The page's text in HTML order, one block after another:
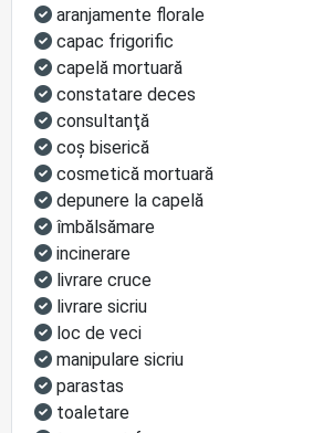
aranjamente florale
capac frigorific
capelă mortuară
constatare deces
consultanţă
coş biserică
cosmetică mortuară
depunere la capelă
îmbălsămare
incinerare
livrare cruce
livrare sicriu
loc de veci
manipulare sicriu
parastas
toaletare